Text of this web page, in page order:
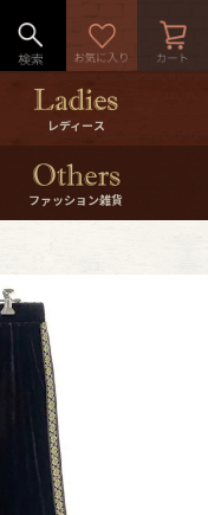
ーポンプレゼン
プレゼント
イページ
Shipping
集一覧
レディース
ファッション雑貨